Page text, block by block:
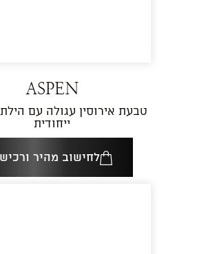
ASPEN
טבעת אירוסין עגולה עם
ייחודית
לחישוב מהיר